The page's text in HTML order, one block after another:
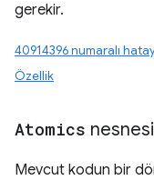
gerekir.
40914396 numaralı
Özellik
Atomics
Mevcut kodun bir